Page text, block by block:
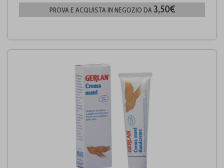
PROVA E ACQUISTA IN NEGOZIO DA 3,50€